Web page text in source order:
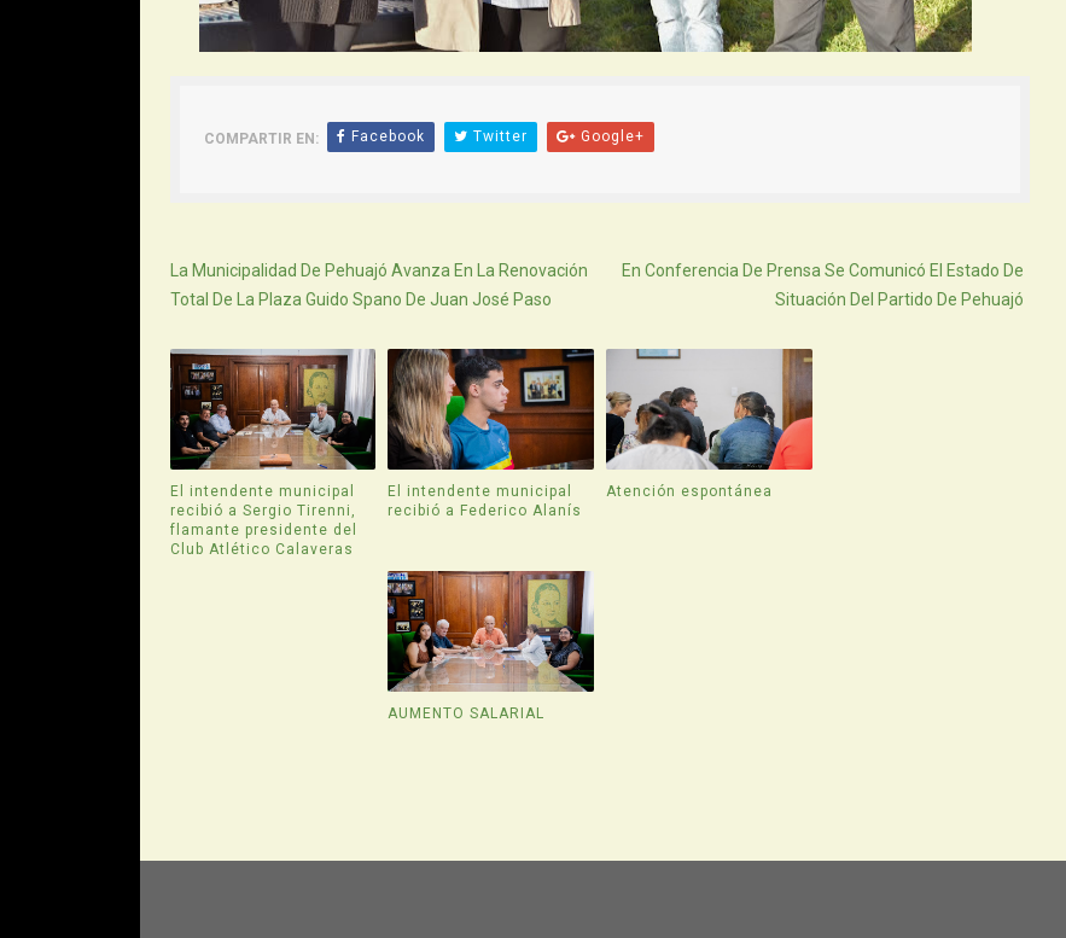
COMPARTIR EN: Facebook Twitter Google+
La Municipalidad De Pehuajó Avanza En La Renovación
Total De La Plaza Guido Spano De Juan José Paso
En Conferencia De Prensa Se Comunicó El Estado De
Situación Del Partido De Pehuajó
El intendente municipal
recibió a Sergio Tirenni,
flamante presidente del
Club Atlético Calaveras
El intendente municipal
recibió a Federico Alanís
Atención espontánea
AUMENTO SALARIAL